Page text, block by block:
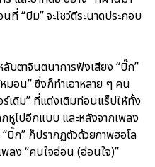
นที่ “บีม” จะโชว์ตีระนาดประกอบ
ตาจินตนาการฟังเสียง “บิ๊ก”
มอน” ซึ่งก็ทำเอาหลาย ๆ คน
เดิม” ที่แต่งเติมท่อนแร็ปให้ทั้ง
หูไปอีกแบบ และหลังจากเพลง
บิ๊ก” ก็ปรากฏตัวด้วยภาพฮอโล
ลง “คนใจอ่อน (อ่อนใจ)”